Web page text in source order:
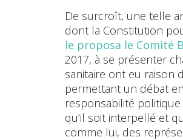
De surcroît, une telle
dont la Constitution
le proposa le Comité
2017, à se présenter
sanitaire ont eu raison
permettant un débat
responsabilité
qu’il soit interpellé et
comme lui, des